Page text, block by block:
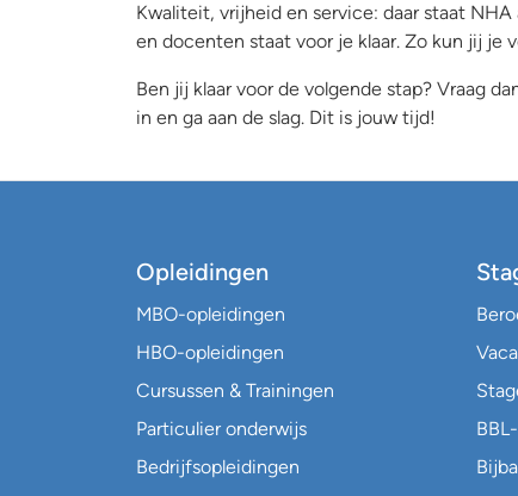
Kwaliteit, vrijheid en service: daar staat
en docenten staat voor je klaar. Zo kun jij je
Ben jij klaar voor de volgende stap? Vraag
in en ga aan de slag. Dit is jouw tijd!
Opleidingen
MBO-opleidingen
HBO-opleidingen
Cursussen & Trainingen
Particulier onderwijs
Bedrijfsopleidingen